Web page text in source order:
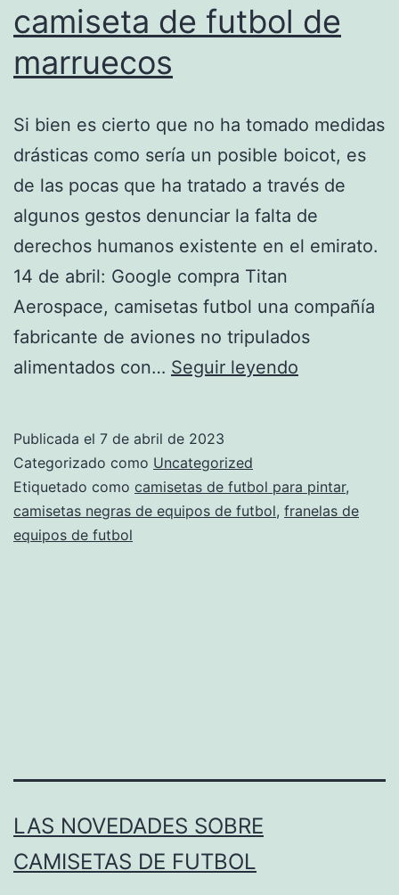
camiseta de futbol de
marruecos
Si bien es cierto que no ha tomado medidas
drásticas como sería un posible boicot, es
de las pocas que ha tratado a través de
algunos gestos denunciar la falta de
derechos humanos existente en el emirato.
14 de abril: Google compra Titan
Aerospace, camisetas futbol una compañía
fabricante de aviones no tripulados
alimentados con… Seguir leyendo
marruecos
Publicada el 7 de abril de 2023
Categorizado como Uncategorized
Etiquetado como camisetas de futbol para pintar,
camisetas negras de equipos de futbol, franelas de
equipos de futbol
LAS NOVEDADES SOBRE
CAMISETAS DE FUTBOL